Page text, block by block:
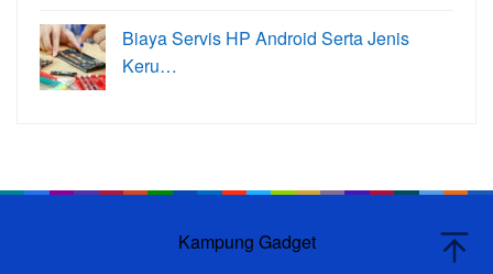
Biaya Servis HP Android Serta Jenis
Keru…
Kampung Gadget